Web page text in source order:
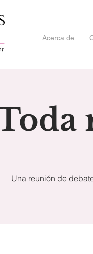
Acerca de
Una reunión de